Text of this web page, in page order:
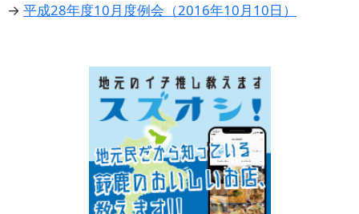
→ 平成28年度10月度例会（2016年10月10日）